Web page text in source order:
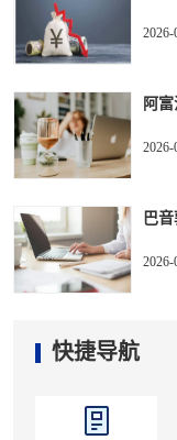
2026-
阿
2026-
巴
2026-
快捷导航